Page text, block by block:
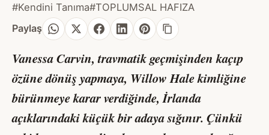
#Kendini Tanıma#TOPLUMSAL HAFIZA
Paylaş
Vanessa Carvin, travmatik geçmişinden kaçıp
özüne dönüş yapmaya, Willow Hale kimliğine
bürünmeye karar verdiğinde, İrlanda
açıklarındaki küçük bir adaya sığınır. Çünkü